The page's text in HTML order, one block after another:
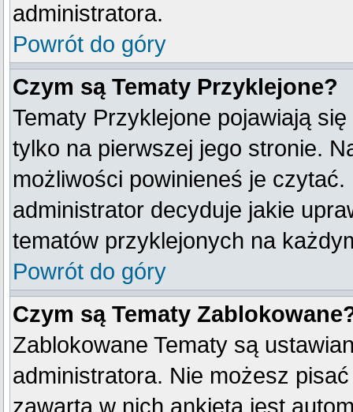
administratora.
Powrót do góry
Czym są Tematy Przyklejone?
Tematy Przyklejone pojawiają
tylko na pierwszej jego stronie.
możliwości powinieneś je czytać.
administrator decyduje jakie
tematów przyklejonych na
Powrót do góry
Czym są Tematy
Zablokowane Tematy są
administratora. Nie możesz
zawarta w nich ankieta jest